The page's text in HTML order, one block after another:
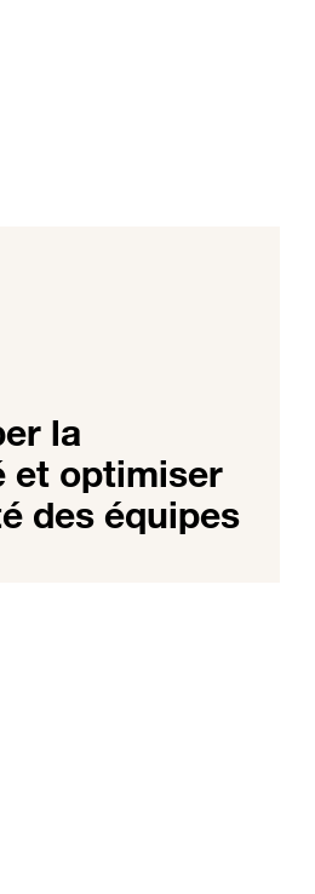
la
et optimiser
des équipes